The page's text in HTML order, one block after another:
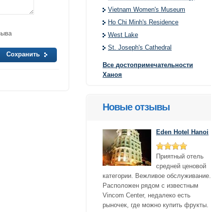
Сохранить
Vietnam Women's Museum
Ho Chi Minh's Residence
West Lake
St. Joseph's Cathedral
Все достопримечательности
Ханоя
Новые отзывы
Eden Hotel Hanoi
Приятный отель
средней ценовой
категории. Вежливое обслуживание.
Расположен рядом с известным
Vincom Center, недалеко есть
рыночек, где можно купить фрукты.